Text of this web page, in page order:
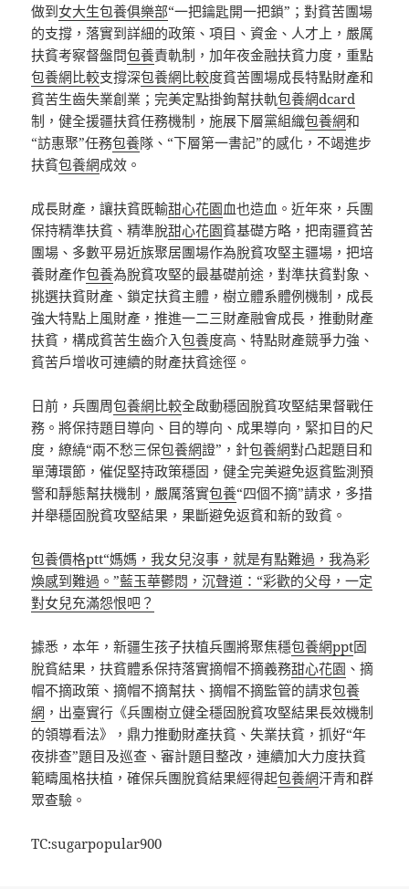
做到女大生包養俱樂部“一把鑰匙開一把鎖”；對貧苦團場
的支撐，落實到詳細的政策、項目、資金、人才上，嚴厲
扶貧考察督盤問包養責軌制，加年夜金融扶貧力度，重點
包養網比較支撐深包養網比較度貧苦團場成長特點財產和
貧苦生齒失業創業；完美定點掛鉤幫扶軌包養網dcard
制，健全援疆扶貧任務機制，施展下層黨組織包養網和
“訪惠聚”任務包養隊、“下層第一書記”的感化，不竭進步
扶貧包養網成效。
成長財產，讓扶貧既輸甜心花園血也造血。近年來，兵團
保持精準扶貧、精準脫甜心花園貧基礎方略，把南疆貧苦
團場、多數平易近族聚居團場作為脫貧攻堅主疆場，把培
養財產作包養為脫貧攻堅的最基礎前途，對準扶貧對象、
挑選扶貧財產、鎖定扶貧主體，樹立體系體例機制，成長
強大特點上風財產，推進一二三財產融會成長，推動財產
扶貧，構成貧苦生齒介入包養度高、特點財產競爭力強、
貧苦戶增收可連續的財產扶貧途徑。
日前，兵團周包養網比較全啟動穩固脫貧攻堅結果督戰任
務。將保持題目導向、目的導向、成果導向，緊扣目的尺
度，繚繞“兩不愁三保包養網證”，針包養網對凸起題目和
單薄環節，催促堅持政策穩固，健全完美避免返貧監測預
警和靜態幫扶機制，嚴厲落實包養“四個不摘”請求，多措
并舉穩固脫貧攻堅結果，果斷避免返貧和新的致貧。
包養價格ptt“媽媽，我女兒沒事，就是有點難過，我為彩
煥感到難過。”藍玉華鬱悶，沉聲道：“彩歡的父母，一定
對女兒充滿怨恨吧？
據悉，本年，新疆生孩子扶植兵團將聚焦穩包養網ppt固
脫貧結果，扶貧體系保持落實摘帽不摘義務甜心花園 、摘
帽不摘政策、摘帽不摘幫扶、摘帽不摘監管的請求包養
網 ，出臺實行《兵團樹立健全穩固脫貧攻堅結果長效機制
的領導看法》，鼎力推動財產扶貧、失業扶貧，抓好“年
夜排查”題目及巡查、審計題目整改，連續加大力度扶貧
範疇風格扶植，確保兵團脫貧結果經得起包養網汗青和群
眾查驗。
TC:sugarpopular900